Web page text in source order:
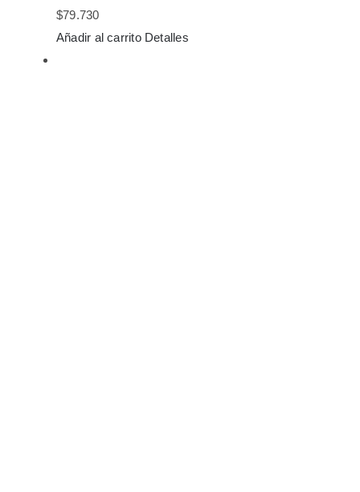
$79.730
Añadir al carrito Detalles